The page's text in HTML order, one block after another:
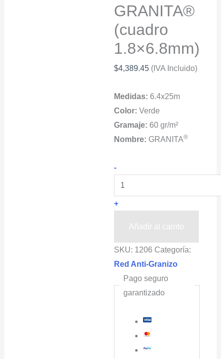
GRANITA®
(cuadro
1.8×6.8mm)
$4,389.45 (IVA Incluido)
Medidas: 6.4x25m
Color: Verde
Gramaje: 60 gr/m²
Nombre: GRANITA®
-Malla
Protección
de
Granizo
6.4x25m
color
Verde
GRANITA®
1.8x6.8mm)
cantidad
+
Añadir al carrito
SKU: 1206 Categoría:
Red Anti-Granizo
Pago seguro
garantizado